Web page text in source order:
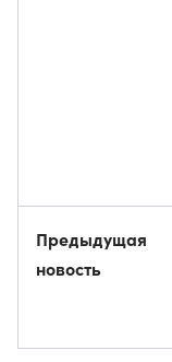
Предыдущая
новость